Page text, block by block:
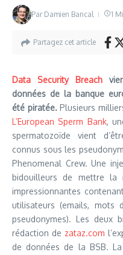
Par Damien Bancal 1
Partagez cet article
Data Security Breach
données de la banque
été piratée.Plusieurs
L’European Sperm Bank,
spermatozoïde vient
connus sous les
Phenomenal Crew. Une
bidouilleurs de mettre la
impressionnantes
utilisateurs (emails, mots
pseudonymes). Les deux
rédaction de zataz.com
de données de la BSB.